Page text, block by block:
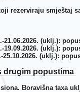
rezerviraju smještaj
21.06.2026. (uklj.):
19.09.2026. (uklj.):
25.10.2026. (uklj.):
drugim popustima
Boravišna taxa